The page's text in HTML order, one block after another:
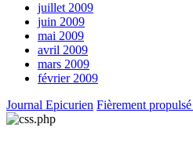
juillet 2009
juin 2009
mai 2009
avril 2009
mars 2009
février 2009
Journal Epicurien Fièrement